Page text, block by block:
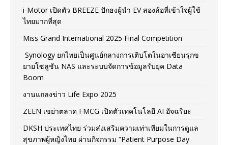
i-Motor เปิดตัว BREEZE ปักธงผู้นำ EV สองล้อที่เข้าใจผู้ใช้
ไทยมากที่สุด
Miss Grand International 2025 Final Competition
Synology ยกไทยเป็นศูนย์กลางการเติบโตในอาเซียนรุกข
ยายโซลูชัน NAS และระบบจัดการข้อมูลรับยุค Data
Boom
งานแถลงข่าว Life Expo 2025
ZEEN เขย่าตลาด FMCG เปิดตัวเทคโนโลยี AI อัจฉริยะ
DKSH ประเทศไทย ร่วมส่งเสริมความเท่าเทียมในการดูแล
สุขภาพผู้หญิงไทย ผ่านกิจกรรม “Patient Purpose Day